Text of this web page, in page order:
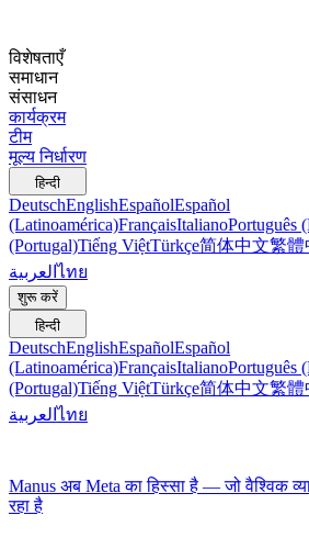
विशेषताएँ
समाधान
संसाधन
कार्यक्रम
टीम
मूल्य निर्धारण
हिन्दी
DeutschEnglishEspañolEspañol
(Latinoamérica)FrançaisItalianoPortuguês
(Portugal)Tiếng ViệtTürkçe简体中文繁體
العربيةไทย
शुरू करें
हिन्दी
DeutschEnglishEspañolEspañol
(Latinoamérica)FrançaisItalianoPortuguês
(Portugal)Tiếng ViệtTürkçe简体中文繁體
العربيةไทย
Manus अब Meta का हिस्सा है — जो वैश्विक
रहा है